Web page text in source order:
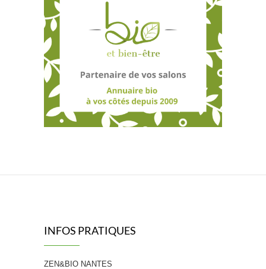
INFOS PRATIQUES
ZEN&BIO NANTES